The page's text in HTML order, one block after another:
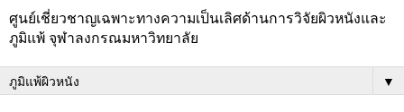
ศูนย์เชี่ยวชาญเฉพาะทางความเป็นเลิศด้านการวิจัยผิวหนังและ
ภูมิแพ้ จุฬาลงกรณมหาวิทยาลัย
▼